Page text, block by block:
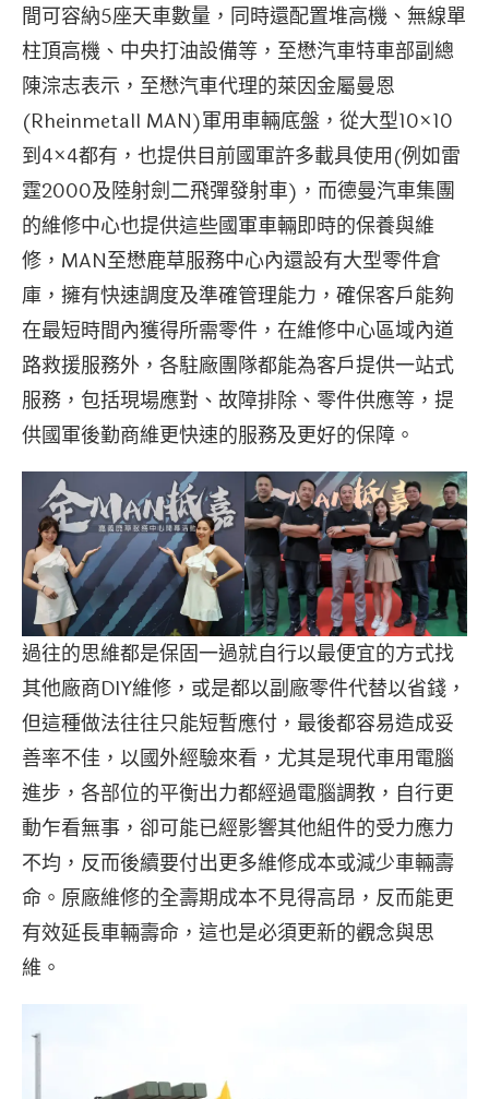
間可容納5座天車數量，同時還配置堆高機、無線單
柱頂高機、中央打油設備等，至懋汽車特車部副總
陳淙志表示，至懋汽車代理的萊因金屬曼恩
(Rheinmetall MAN)軍用車輛底盤，從大型10×10
到4×4都有，也提供目前國軍許多載具使用(例如雷
霆2000及陸射劍二飛彈發射車)，而德曼汽車集團
的維修中心也提供這些國軍車輛即時的保養與維
修，MAN至懋鹿草服務中心內還設有大型零件倉
庫，擁有快速調度及準確管理能力，確保客戶能夠
在最短時間內獲得所需零件，在維修中心區域內道
路救援服務外，各駐廠團隊都能為客戶提供一站式
服務，包括現場應對、故障排除、零件供應等，提
供國軍後勤商維更快速的服務及更好的保障。
過往的思維都是保固一過就自行以最便宜的方式找
其他廠商DIY維修，或是都以副廠零件代替以省錢，
但這種做法往往只能短暫應付，最後都容易造成妥
善率不佳，以國外經驗來看，尤其是現代車用電腦
進步，各部位的平衡出力都經過電腦調教，自行更
動乍看無事，卻可能已經影響其他組件的受力應力
不均，反而後續要付出更多維修成本或減少車輛壽
命。原廠維修的全壽期成本不見得高昂，反而能更
有效延長車輛壽命，這也是必須更新的觀念與思
維。